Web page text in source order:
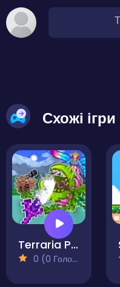
Схожі ігри
Terraria Playground
0 (0 Голосів)